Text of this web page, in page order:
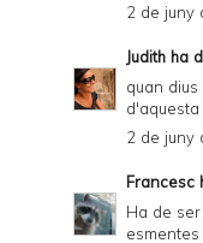
2 de juny
Judith ha
quan
d'aquesta
2 de juny
Francesc
Ha de